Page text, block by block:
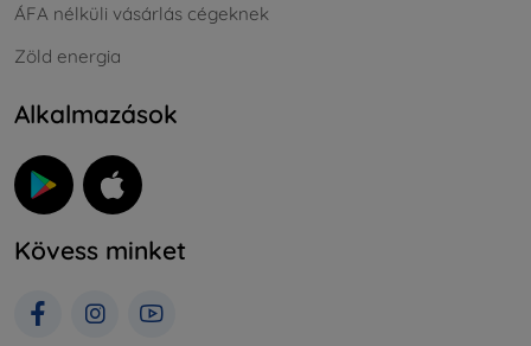
ÁFA nélküli vásárlás cégeknek
Zöld energia
Alkalmazások
Kövess minket